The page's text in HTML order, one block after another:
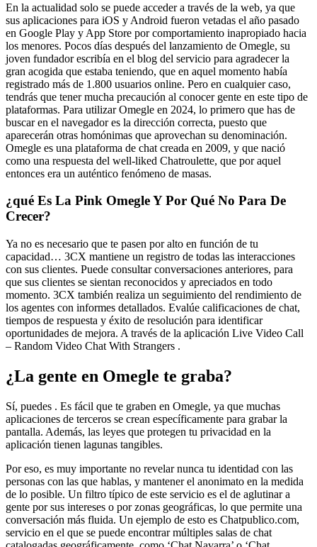
En la actualidad solo se puede acceder a través de la web, ya que
sus aplicaciones para iOS y Android fueron vetadas el año pasado
en Google Play y App Store por comportamiento inapropiado hacia
los menores. Pocos días después del lanzamiento de Omegle, su
joven fundador escribía en el blog del servicio para agradecer la
gran acogida que estaba teniendo, que en aquel momento había
registrado más de 1.800 usuarios online. Pero en cualquier caso,
tendrás que tener mucha precaución al conocer gente en este tipo de
plataformas. Para utilizar Omegle en 2024, lo primero que has de
buscar en el navegador es la dirección correcta, puesto que
aparecerán otras homónimas que aprovechan su denominación.
Omegle es una plataforma de chat creada en 2009, y que nació
como una respuesta del well-liked Chatroulette, que por aquel
entonces era un auténtico fenómeno de masas.
¿qué Es La Pink Omegle Y Por Qué No Para De
Crecer?
Ya no es necesario que te pasen por alto en función de tu
capacidad… 3CX mantiene un registro de todas las interacciones
con sus clientes. Puede consultar conversaciones anteriores, para
que sus clientes se sientan reconocidos y apreciados en todo
momento. 3CX también realiza un seguimiento del rendimiento de
los agentes con informes detallados. Evalúe calificaciones de chat,
tiempos de respuesta y éxito de resolución para identificar
oportunidades de mejora. A través de la aplicación Live Video Call
– Random Video Chat With Strangers .
¿La gente en Omegle te graba?
Sí, puedes . Es fácil que te graben en Omegle, ya que muchas
aplicaciones de terceros se crean específicamente para grabar la
pantalla. Además, las leyes que protegen tu privacidad en la
aplicación tienen lagunas tangibles.
Por eso, es muy importante no revelar nunca tu identidad con las
personas con las que hablas, y mantener el anonimato en la medida
de lo posible. Un filtro típico de este servicio es el de aglutinar a
gente por sus intereses o por zonas geográficas, lo que permite una
conversación más fluida. Un ejemplo de esto es Chatpublico.com,
servicio en el que se puede encontrar múltiples salas de chat